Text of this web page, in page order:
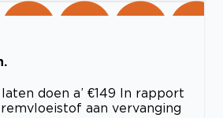
doen a’ €149 In rapport
aan vervanging